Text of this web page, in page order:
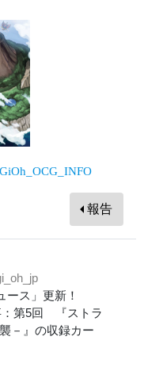
報告
ース」更新！
：第5回 『ストラ
－』の収録カー